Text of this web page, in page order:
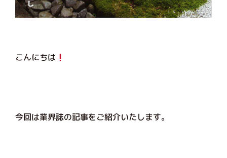
こんにちは
今回は業界誌の記事をご紹介いたします。